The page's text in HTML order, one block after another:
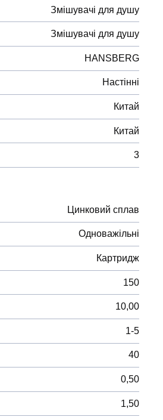
Змішувачі для душу
Змішувачі для душу
HANSBERG
Настінні
Китай
Китай
3
Цинковий сплав
Одноважільні
Картридж
150
10,00
1-5
40
0,50
1,50